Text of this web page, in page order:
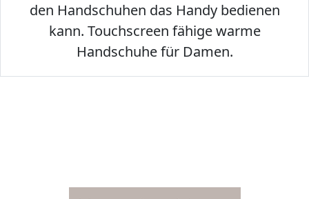
den Handschuhen das Handy bedienen
kann. Touchscreen fähige warme
Handschuhe für Damen.